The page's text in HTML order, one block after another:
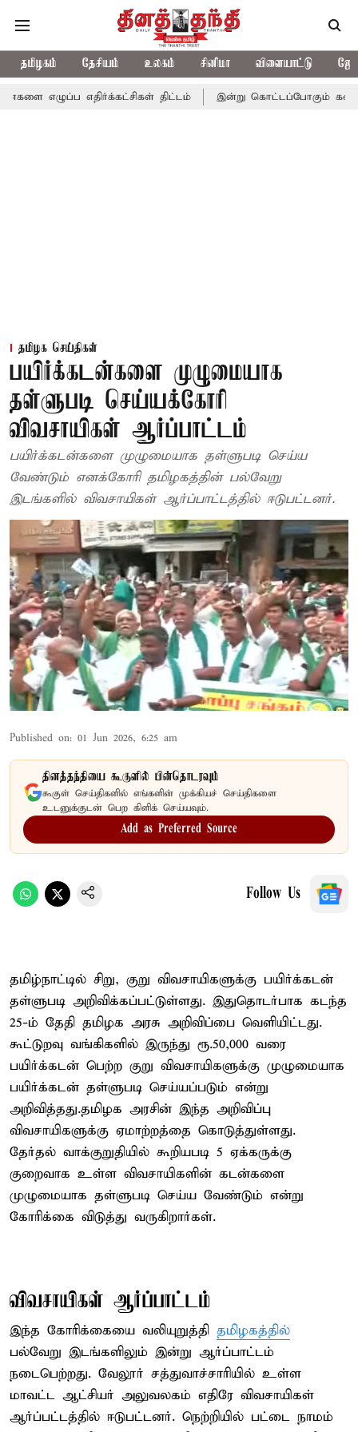
தமிழகம் தேசியம் உலகம் சினிமா விளையாட்டு
எதிர்க்கட்சிகள் திட்டம் இன்று கொட்டப்போகும் கனமழை.. எந்தெந்த
தமிழக செய்திகள்
பயிர்க்கடன்களை முழுமையாக
தள்ளுபடி செய்யக்கோரி
விவசாயிகள் ஆர்ப்பாட்டம்
பயிர்க்கடன்களை முழுமையாக தள்ளுபடி செய்ய
வேண்டும் எனக்கோரி தமிழகத்தின் பல்வேறு
இடங்களில் விவசாயிகள் ஆர்ப்பாட்டத்தில் ஈடுபட்டனர்.
Published on: 01 Jun 2026, 6:25 am
தினத்தந்தியை கூகுளில் பின்தொடரவும்
கூகுள் செய்திகளில் எங்களின் முக்கியச் செய்திகளை
உடனுக்குடன் பெற கிளிக் செய்யவும்.
Add as Preferred Source
Follow Us
தமிழ்நாட்டில் சிறு, குறு விவசாயிகளுக்கு பயிர்க்கடன்
தள்ளுபடி அறிவிக்கப்பட்டுள்ளது. இதுதொடர்பாக கடந்த
25-ம் தேதி தமிழக அரசு அறிவிப்பை வெளியிட்டது.
கூட்டுறவு வங்கிகளில் இருந்து ரூ.50,000 வரை
பயிர்க்கடன் பெற்ற குறு விவசாயிகளுக்கு முழுமையாக
பயிர்க்கடன் தள்ளுபடி செய்யப்படும் என்று
அறிவித்தது.தமிழக அரசின் இந்த அறிவிப்பு
விவசாயிகளுக்கு ஏமாற்றத்தை கொடுத்துள்ளது.
தேர்தல் வாக்குறுதியில் கூறியபடி 5 ஏக்கருக்கு
குறைவாக உள்ள விவசாயிகளின் கடன்களை
முழுமையாக தள்ளுபடி செய்ய வேண்டும் என்று
கோரிக்கை விடுத்து வருகிறார்கள்.
விவசாயிகள் ஆர்ப்பாட்டம்
இந்த கோரிக்கையை வலியுறுத்தி தமிழகத்தில்
பல்வேறு இடங்களிலும் இன்று ஆர்ப்பாட்டம்
நடைபெற்றது. வேலூர் சத்துவாச்சாரியில் உள்ள
மாவட்ட ஆட்சியர் அலுவலகம் எதிரே விவசாயிகள்
ஆர்ப்பட்டத்தில் ஈடுபட்டனர். நெற்றியில் பட்டை நாமம்